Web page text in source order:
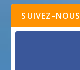
SUIVEZ-NOUS